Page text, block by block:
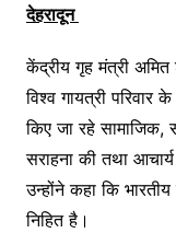
c
e
b
o
o
k
er l
देहरादून
केंद्रीय गृह मंत्री अमित
विश्व गायत्री परिवार के
किए जा रहे सामाजिक,
सराहना की तथा
उन्होंने कहा कि
निहित है।